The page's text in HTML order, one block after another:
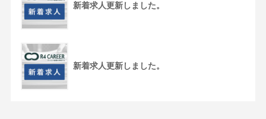
新着求人更新しました。
新着求人更新しました。